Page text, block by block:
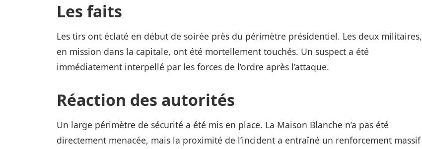
Les faits
Les tirs ont éclaté en début de soirée près du périmètre présidentiel. Les deux militaires,
en mission dans la capitale, ont été mortellement touchés. Un suspect a été
immédiatement interpellé par les forces de l’ordre après l’attaque.
Réaction des autorités
Un large périmètre de sécurité a été mis en place. La Maison Blanche n’a pas été
directement menacée, mais la proximité de l’incident a entraîné un renforcement massif